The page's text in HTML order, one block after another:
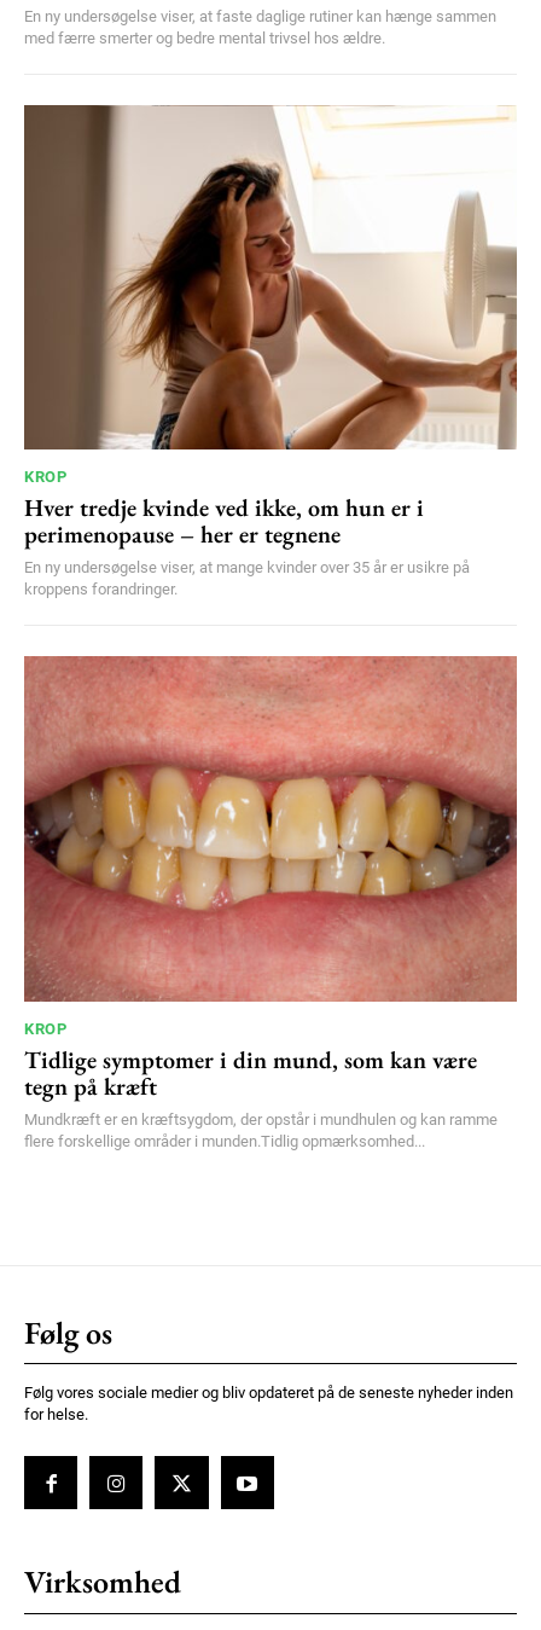
En ny undersøgelse viser, at faste daglige rutiner kan hænge sammen
med færre smerter og bedre mental trivsel hos ældre.
KROP
Hver tredje kvinde ved ikke, om hun er i
perimenopause – her er tegnene
En ny undersøgelse viser, at mange kvinder over 35 år er usikre på
kroppens forandringer.
KROP
Tidlige symptomer i din mund, som kan være
tegn på kræft
Mundkræft er en kræftsygdom, der opstår i mundhulen og kan ramme
flere forskellige områder i munden.Tidlig opmærksomhed...
Følg os
Følg vores sociale medier og bliv opdateret på de seneste nyheder inden
for helse.
Virksomhed